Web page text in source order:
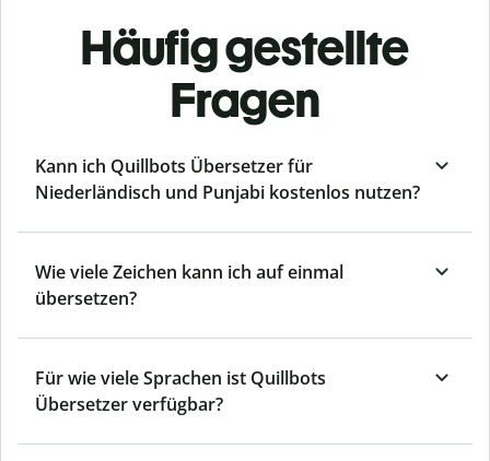
Häufig gestellte
Fragen
Kann ich Quillbots Übersetzer für
Niederländisch und Punjabi kostenlos nutzen?
Wie viele Zeichen kann ich auf einmal
übersetzen?
Für wie viele Sprachen ist Quillbots
Übersetzer verfügbar?